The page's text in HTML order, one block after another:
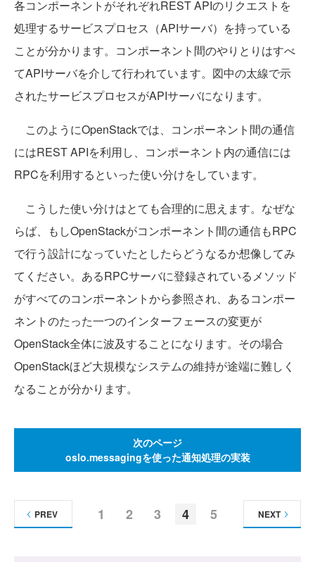
各コンポーネントがそれぞれREST APIのリクエストを
処理するサービスプロセス（APIサーバ）を持っている
ことが分かります。コンポーネント間のやりとりはすべ
てAPIサーバを介して行われています。図中の太線で示
されたサービスプロセスがAPIサーバになります。
このようにOpenStackでは、コンポーネント間の通信
にはREST APIを利用し、コンポーネント内の通信には
RPCを利用するといった使い分けをしています。
こうした使い分けはとても合理的に思えます。なぜな
らば、もしOpenStackがコンポーネント間の通信もRPC
で行う設計になっていたとしたらどうなるか想像してみ
てください。あるRPCサーバに登録されているメソッド
がすべてのコンポーネントから参照され、あるコンポー
ネントのたった一つのインターフェースの変更が
OpenStack全体に波及することになります。その場合
OpenStackほど大規模なシステムの維持が途端に難しく
なることが分かります。
次のページ
oslo.messagingを使った通知処理の実装
1 2 3 4 5
PREV NEXT